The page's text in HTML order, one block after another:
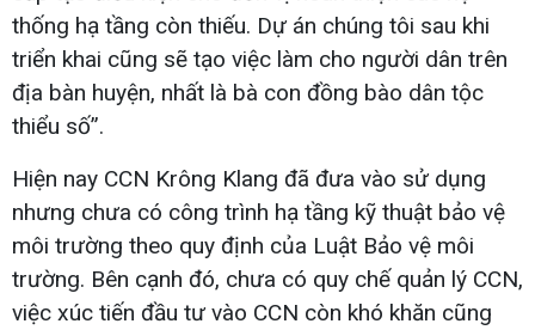
thống hạ tầng còn thiếu. Dự án chúng tôi sau khi
triển khai cũng sẽ tạo việc làm cho người dân trên
địa bàn huyện, nhất là bà con đồng bào dân tộc
thiểu số”.
Hiện nay CCN Krông Klang đã đưa vào sử dụng
nhưng chưa có công trình hạ tầng kỹ thuật bảo vệ
môi trường theo quy định của Luật Bảo vệ môi
trường. Bên cạnh đó, chưa có quy chế quản lý CCN,
việc xúc tiến đầu tư vào CCN còn khó khăn cũng